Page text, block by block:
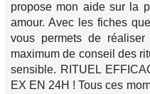
propose mon aide sur la
amour. Avec les fiches
vous permets de
maximum de conseil des
sensible. RITUEL
EX EN 24H ! Tous ces